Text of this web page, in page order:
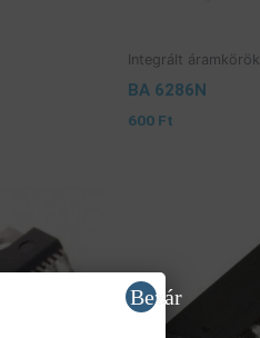
Integrált áramkörök
BA 6286N
600 Ft
Bezár